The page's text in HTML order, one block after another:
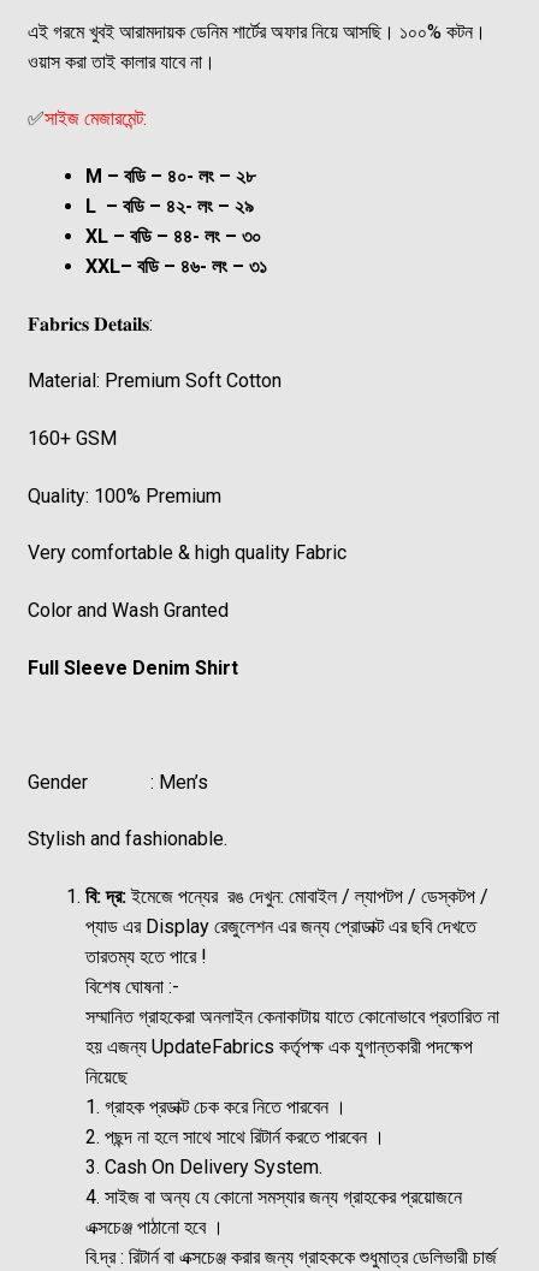
এই গরমে খুবই আরামদায়ক ডেনিম শার্টের অফার নিয়ে আসছি। ১০০% কটন।
ওয়াস করা তাই কালার যাবে না।
✅সাইজ মেজারমেন্ট:
M – বডি – ৪০- লং – ২৮
L – বডি – ৪২- লং – ২৯
XL – বডি – ৪৪- লং – ৩০
XXL– বডি – ৪৬- লং – ৩১
𝐅𝐚𝐛𝐫𝐢𝐜𝐬 𝐃𝐞𝐭𝐚𝐢𝐥𝐬:
Material: Premium Soft Cotton
160+ GSM
Quality: 100% Premium
Very comfortable & high quality Fabric
Color and Wash Granted
Full Sleeve Denim Shirt
Gender : Men’s
Stylish and fashionable.
বি: দ্র:ইমেজে পন্যের রঙ দেখুন: মোবাইল / ল্যাপটপ / ডেস্কটপ /
প্যাড এর Display রেজুলেশন এর জন্য প্রোডাক্ট এর ছবি দেখতে
তারতম্য হতে পারে !
বিশেষ ঘোষনা :-
সম্মানিত গ্রাহকেরা অনলাইন কেনাকাটায় যাতে কোনোভাবে প্রতারিত না
হয় এজন্য UpdateFabrics কর্তৃপক্ষ এক যুগান্তকারী পদক্ষেপ
নিয়েছে
1. গ্রাহক প্রডাক্ট চেক করে নিতে পারবেন ।
2. পছন্দ না হলে সাথে সাথে রিটার্ন করতে পারবেন ।
3. Cash On Delivery System.
4. সাইজ বা অন্য যে কোনো সমস্যার জন্য গ্রাহকের প্রয়োজনে
এক্সচেঞ্জ পাঠানো হবে ।
বি.দ্র : রিটার্ন বা এক্সচেঞ্জ করার জন্য গ্রাহককে শুধুমাত্র ডেলিভারী চার্জ